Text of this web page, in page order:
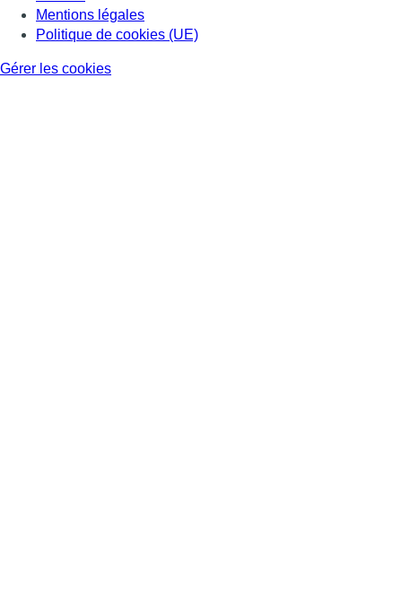
Mentions légales
Politique de cookies (UE)
Gérer les cookies